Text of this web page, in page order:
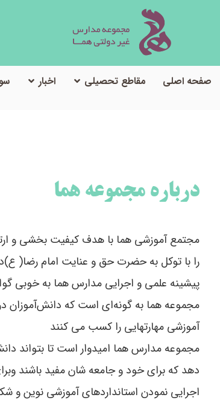
صفحه اصلی مقاطع تحصیلی اخبار
درباره مجموعه هما
مجتمع آموزشی هما با هدف کیفیت بخشی و
پیشینه علمی و اجرایی مدارس هما به خوبی
مجموعه هما به گونه‌ای است که دانش‌آموزان
آموزشی مهارتهایی را کسب می کنند
مجموعه مدارس هما امیدوار است تا بتواند
دهد که برای خود و جامعه شان مفید باشند
اجرایی نمودن استانداردهای آموزشی نوین و